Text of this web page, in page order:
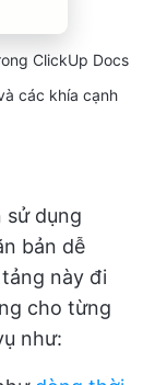
ClickUp Docs
các khía cạnh
sử dụng
bản dễ
này đi
cho từng
như: